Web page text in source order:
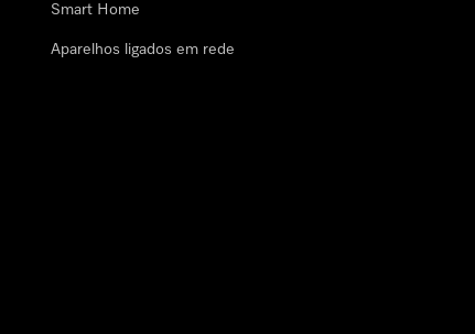
Smart Home
Aparelhos ligados em rede